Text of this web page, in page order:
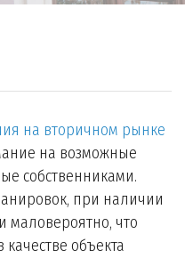
на вторичном рынке
на возможные
собственниками.
при наличии
маловероятно, что
объекта